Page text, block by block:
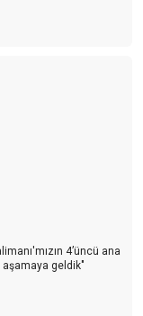
SAHİLLERİ
AÇIKLADI
isteği haklı
4’üncü ana
aşamaya geldik"